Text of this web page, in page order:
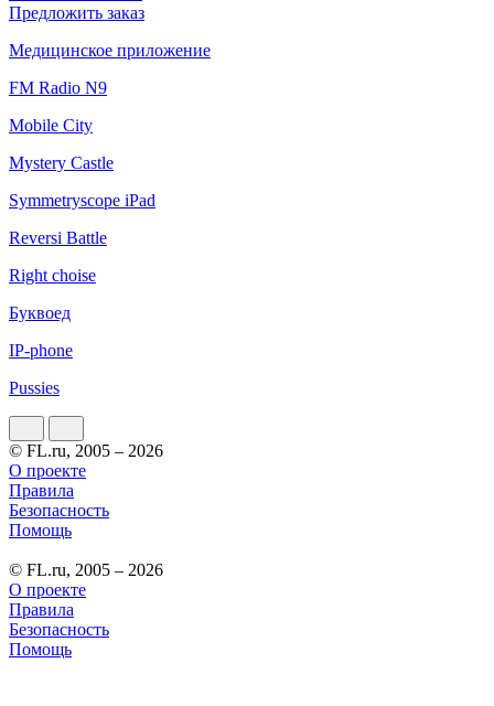
Предложить заказ
Медицинское приложение
FM Radio N9
Mobile City
Mystery Castle
Symmetryscope iPad
Reversi Battle
Right choise
Буквоед
IP-phone
Pussies
© FL.ru, 2005 – 2026
О проекте
Правила
Безопасность
Помощь
© FL.ru, 2005 – 2026
О проекте
Правила
Безопасность
Помощь